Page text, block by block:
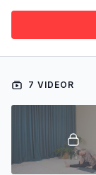
7 VIDEOR